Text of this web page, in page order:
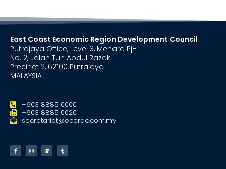
East Coast Economic Region Development Council
Putrajaya Office, Level 3, Menara PjH
No. 2, Jalan Tun Abdul Razak
Precinct 2, 62100 Putrajaya
MALAYSIA
+603 8885 0000
+603 8885 0020
secretariat@ecerdc.com.my